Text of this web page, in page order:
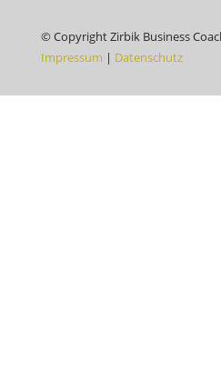
© Copyright Zirbik Business
Impressum | Datenschutz